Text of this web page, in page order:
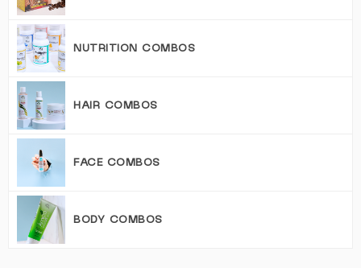
NUTRITION COMBOS
HAIR COMBOS
FACE COMBOS
BODY COMBOS